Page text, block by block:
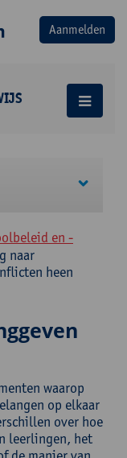
en -
naar
heen
waarop
op elkaar
over hoe
leerlingen, het